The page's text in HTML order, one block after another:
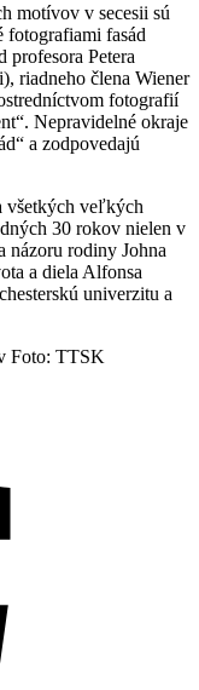
motívov v secesii sú
fotografiami fasád
profesora Petera
riadneho člena Wiener
fotografií
Nepravidelné okraje
a zodpovedajú
všetkých veľkých
30 rokov nielen v
názoru rodiny Johna
a diela Alfonsa
univerzitu a
Foto: TTSK